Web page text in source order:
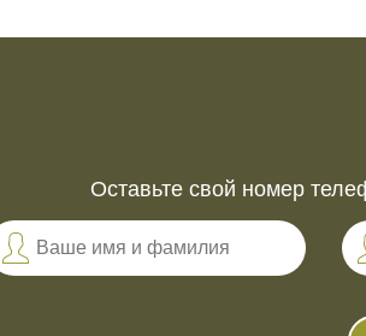
Оставьте свой номер